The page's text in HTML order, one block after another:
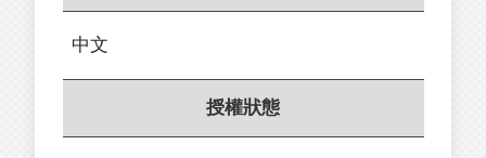
中文
授權狀態